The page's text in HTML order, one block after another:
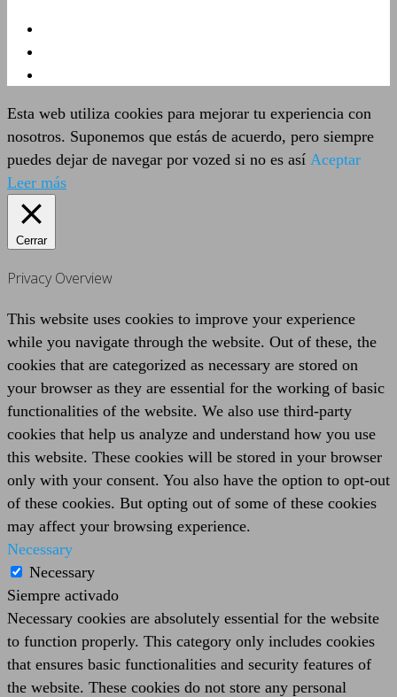
Esta web utiliza cookies para mejorar tu experiencia con
nosotros. Suponemos que estás de acuerdo, pero siempre
puedes dejar de navegar por vozed si no es así Aceptar
Leer más
Cerrar
Privacy Overview
This website uses cookies to improve your experience
while you navigate through the website. Out of these, the
cookies that are categorized as necessary are stored on
your browser as they are essential for the working of basic
functionalities of the website. We also use third-party
cookies that help us analyze and understand how you use
this website. These cookies will be stored in your browser
only with your consent. You also have the option to opt-out
of these cookies. But opting out of some of these cookies
may affect your browsing experience.
Necessary
Necessary
Siempre activado
Necessary cookies are absolutely essential for the website
to function properly. This category only includes cookies
that ensures basic functionalities and security features of
the website. These cookies do not store any personal